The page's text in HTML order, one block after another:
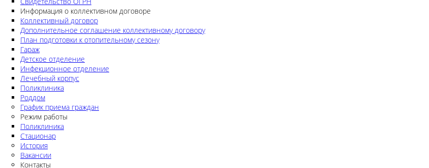
Информация о коллективном договоре
Коллективный договор
Дополнительное соглашение коллективному договору
План подготовки к отопительному сезону
Гараж
Детское отделение
Инфекционное отделение
Лечебный корпус
Поликлиника
Роддом
График приема граждан
Режим работы
Поликлиника
Стационар
История
Вакансии
Контакты